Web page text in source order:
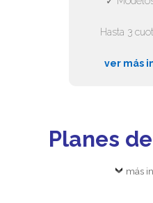
Hasta 3
ver más
Planes
más